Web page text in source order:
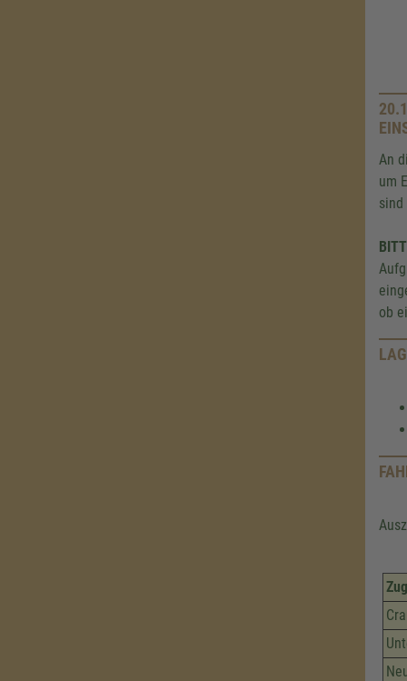
An
um
ob
Zug